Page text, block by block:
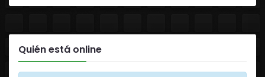
Quién está online